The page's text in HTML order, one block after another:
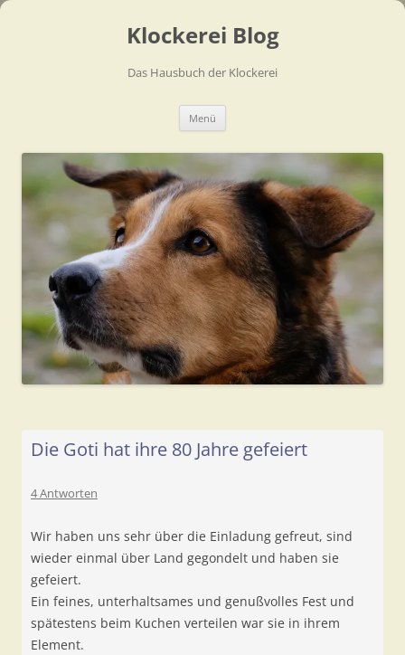
Klockerei Blog
Das Hausbuch der Klockerei
Menü
Die Goti hat ihre 80 Jahre gefeiert
4 Antworten
Wir haben uns sehr über die Einladung gefreut, sind
wieder einmal über Land gegondelt und haben sie
gefeiert.
Ein feines, unterhaltsames und genußvolles Fest und
spätestens beim Kuchen verteilen war sie in ihrem
Element.